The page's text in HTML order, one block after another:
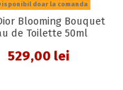
doar la comanda
Blooming Bouquet
de Toilette 50ml
529,00 lei